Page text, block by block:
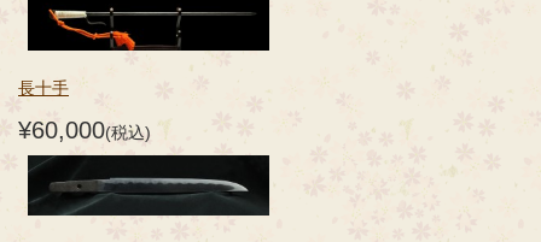
長十手
¥60,000(税込)